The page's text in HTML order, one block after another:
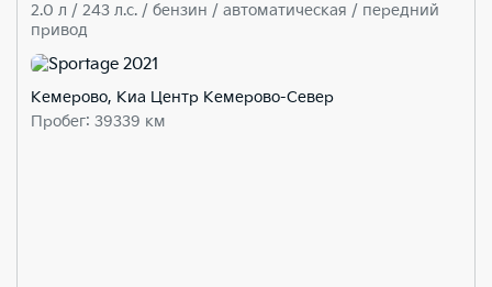
2.0 л / 243 л.c. / бензин / автоматическая / передний
привод
Кемерово, Киа Центр Кемерово-Север
Пробег: 39339 км